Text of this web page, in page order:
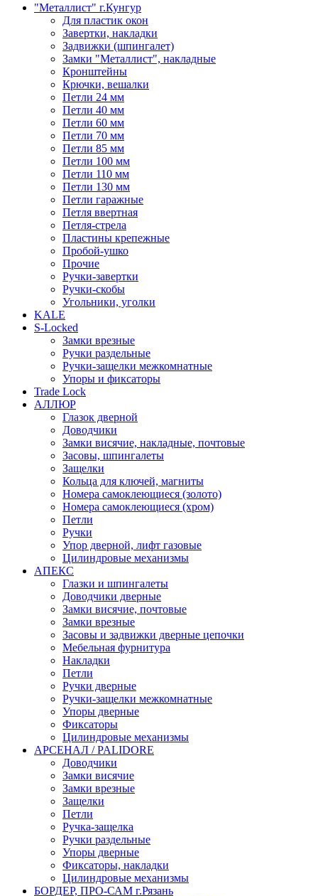
"Металлист" г.Кунгур
Для пластик окон
Завертки, накладки
Задвижки (шпингалет)
Замки "Металлист", накладные
Кронштейны
Крючки, вешалки
Петли 24 мм
Петли 40 мм
Петли 60 мм
Петли 70 мм
Петли 85 мм
Петли 100 мм
Петли 110 мм
Петли 130 мм
Петли гаражные
Петля ввертная
Петля-стрела
Пластины крепежные
Пробой-ушко
Прочие
Ручки-завертки
Ручки-скобы
Угольники, уголки
KALE
S-Locked
Замки врезные
Ручки раздельные
Ручки-защелки межкомнатные
Упоры и фиксаторы
Trade Lock
АЛЛЮР
Глазок дверной
Доводчики
Замки висячие, накладные, почтовые
Засовы, шпингалеты
Защелки
Кольца для ключей, магниты
Номера самоклеющиеся (золото)
Номера самоклеющиеся (хром)
Петли
Ручки
Упор дверной, лифт газовые
Цилиндровые механизмы
АПЕКС
Глазки и шпингалеты
Доводчики дверные
Замки висячие, почтовые
Замки врезные
Засовы и задвижки дверные цепочки
Мебельная фурнитура
Накладки
Петли
Ручки дверные
Ручки-защелки межкомнатные
Упоры дверные
Фиксаторы
Цилиндровые механизмы
АРСЕНАЛ / PALIDORE
Доводчики
Замки висячие
Замки врезные
Защелки
Петли
Ручка-защелка
Ручки раздельные
Упоры дверные
Фиксаторы, накладки
Цилиндровые механизмы
БОРДЕР, ПРО-САМ г.Рязань